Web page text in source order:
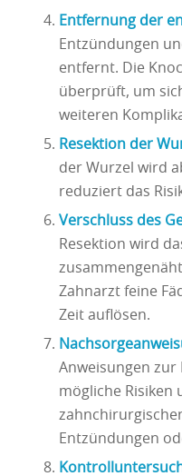
Entfernung der
Entzündungen
entfernt. Die
überprüft, um
weiteren
Resektion der
der Wurzel wird
reduziert das
Verschluss des
Resektion wird
Zahnarzt feine
Zeit auflösen.
Anweisungen
mögliche Risiken
Entzündungen